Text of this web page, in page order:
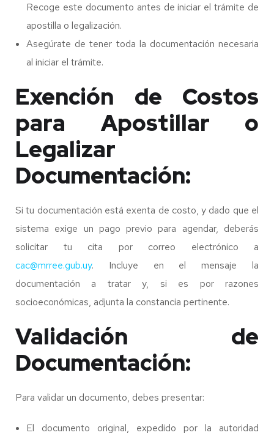
Recoge este documento antes de iniciar el trámite de
apostilla o legalización.
Asegúrate de tener toda la documentación necesaria
al iniciar el trámite.
Exención de Costos
para Apostillar o
Legalizar
Documentación:
Si tu documentación está exenta de costo, y dado que el
sistema exige un pago previo para agendar, deberás
solicitar tu cita por correo electrónico a
cac@mrree.gub.uy. Incluye en el mensaje la
documentación a tratar y, si es por razones
socioeconómicas, adjunta la constancia pertinente.
Validación de
Documentación:
Para validar un documento, debes presentar:
El documento original, expedido por la autoridad